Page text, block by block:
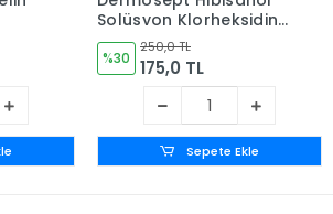
Solüsyon Klorheksidin
(CHLORHEXİDİNE %4) (
Alkol Bazlı (10%) 1 LT
%30
250,0 TL
175,0 TL
Sepete Ekle